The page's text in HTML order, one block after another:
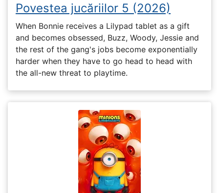
Povestea jucăriilor 5 (2026)
When Bonnie receives a Lilypad tablet as a gift
and becomes obsessed, Buzz, Woody, Jessie and
the rest of the gang's jobs become exponentially
harder when they have to go head to head with
the all-new threat to playtime.